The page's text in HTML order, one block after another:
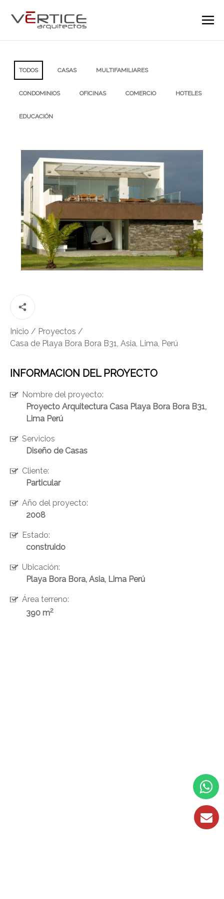
TODOS CASAS MULTIFAMILIARES
CONDOMINIOS OFICINAS COMERCIO HOTELES
EDUCACIÓN
Inicio / Proyectos /
Casa de Playa Bora Bora B31, Asia, Lima, Perú
INFORMACION DEL PROYECTO
Nombre del proyecto:
Proyecto Arquitectura Casa Playa Bora Bora B31,
Lima Perú
Servicios
Diseño de Casas
Cliente:
Particular
Año del proyecto:
2008
Estado:
construido
Ubicación:
Playa Bora Bora, Asia, Lima Perú
Área terreno:
390 m2
CONTÁCTANOS
ENVIAR